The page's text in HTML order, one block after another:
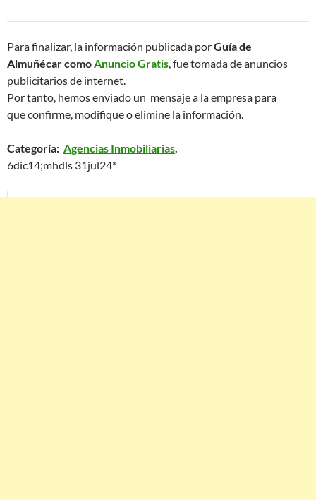
Para finalizar, la información publicada porGuía de
Almuñécar como Anuncio Gratis , fue tomada de anuncios
publicitarios de internet.
Por tanto, hemos enviado un mensaje a la empresa para
que confirme, modifique o elimine la información.
Categoría: Agencias Inmobiliarias
6dic14;mhdls 31jul24*